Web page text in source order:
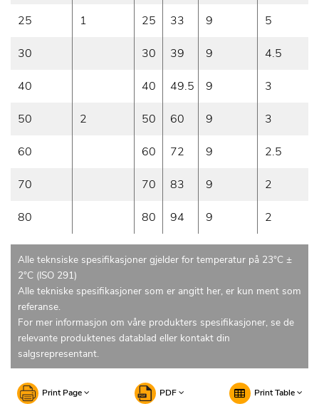
25 1 25 33 9 5
30 30 39 9 4.5
40 40 49.5 9 3
50 2 50 60 9 3
60 60 72 9 2.5
70 70 83 9 2
80 80 94 9 2
Alle teknsiske spesifikasjoner gjelder for temperatur på 23°C ±
2°C (ISO 291)
Alle tekniske spesifikasjoner som er angitt her, er kun ment som
referanse.
For mer informasjon om våre produkters spesifikasjoner, se de
relevante produktenes datablad eller kontakt din
salgsrepresentant.
Print Page PDF Print Table